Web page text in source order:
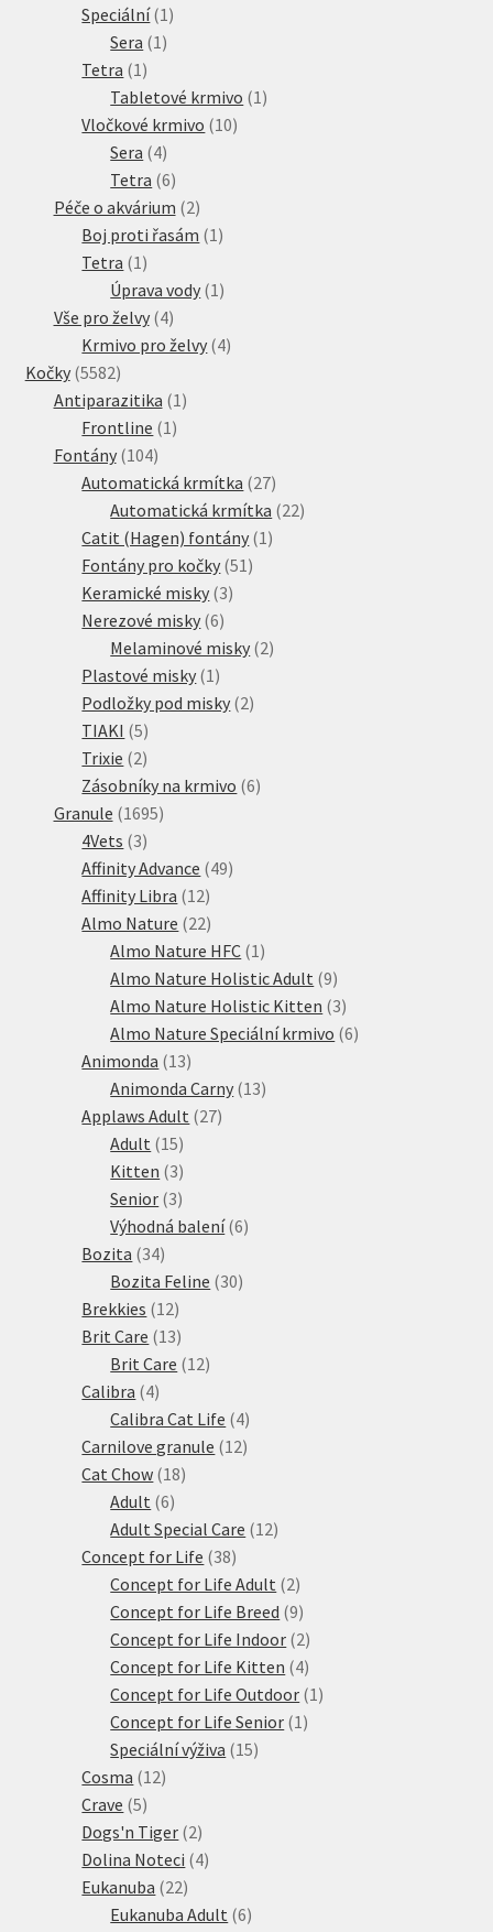
produkt
Speciální 1 1
Sera 1 1
Tetra 1 1
produkt
Tabletové krmivo 1 1
Vločkové krmivo 1010
Sera 44
produkty
Tetra 66
produktů
Péče o akvárium 22
produkty
Boj proti řasám 1 1
Tetra 1 1
produkt
Úprava vody 1 1
Vše pro želvy 44
produkty
Krmivo pro želvy 44
Kočky 55825582
produktů
Antiparazitika 1 1
Frontline 1 1
Fontány 104104
produktů
Automatická krmítka 2727
produktů
Automatická krmítka 2222
Catit (Hagen) fontány 1 1
Fontány pro kočky 51 51
Keramické misky 33
Nerezové misky 66
produktů
Melaminové misky 22
Plastové misky 1 1
produkt
Podložky pod misky 22
TIAKI 55
produktů
Trixie 22
produkty
Zásobníky na krmivo 66
Granule 16951695
4Vets 33
produkty
Affinity Advance 4949
Affinity Libra 1212
produktů
Almo Nature 2222
produktů
Almo Nature HFC 1 1
produkt
Almo Nature Holistic Adult 99
produktů
Almo Nature Holistic Kitten 33
produkty
Almo Nature Speciální krmivo 66
Animonda 1313
produktů
Animonda Carny 1313
Applaws Adult 2727
Adult 1515
produktů
Kitten 33
produkty
Senior 33
produkty
Výhodná balení 66
Bozita 3434
produktů
Bozita Feline 3030
Brekkies 1212
produktů
Brit Care 1313
produktů
Brit Care 1212
Calibra 44
produkty
Calibra Cat Life 44
produkty
Carnilove granule 1212
Cat Chow 1818
Adult 66
produktů
Adult Special Care 1212
Concept for Life 3838
produktů
Concept for Life Adult 22
produkty
Concept for Life Breed 99
produktů
Concept for Life Indoor 22
produkty
Concept for Life Kitten 44
produkty
Concept for Life Outdoor 1 1
Concept for Life Senior 1 1
Speciální výživa 1515
Cosma 1212
Crave 55
produktů
Dogs'n Tiger 22
produkty
Dolina Noteci 44
Eukanuba 2222
produktů
Eukanuba Adult 66